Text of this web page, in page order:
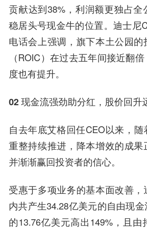
贡献达到38%，利润额更独占全
稳居头号现金牛的位置。迪士尼
电话会上强调，旗下本土公园
（ROIC）在过去五年间接近翻
度也有提升。
02 现金流强劲助分红，股价回升
自去年底艾格回任CEO以来，
重整持续推进，降本增效的成果
并渐渐赢回投资者的信心。
受惠于多项业务的基本面改善，
内共产生34.28亿美元的自由现
的13.76亿美元高出149%，且